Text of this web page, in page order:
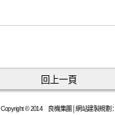
Copyright © 2014 良機集團│網站建製規劃：